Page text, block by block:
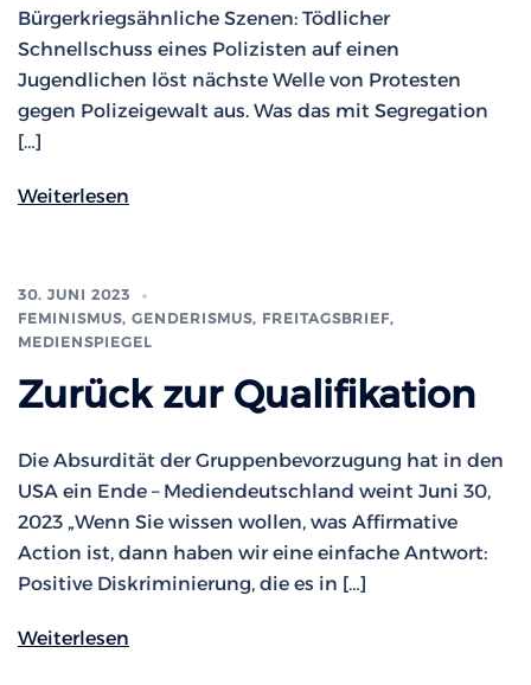
Bürgerkriegsähnliche Szenen: Tödlicher
Schnellschuss eines Polizisten auf einen
Jugendlichen löst nächste Welle von Protesten
gegen Polizeigewalt aus. Was das mit Segregation
[…]
Weiterlesen
30. JUNI 2023
FEMINISMUS, GENDERISMUS, FREITAGSBRIEF,
MEDIENSPIEGEL
Zurück zur Qualifikation
Die Absurdität der Gruppenbevorzugung hat in den
USA ein Ende – Mediendeutschland weint Juni 30,
2023 „Wenn Sie wissen wollen, was Affirmative
Action ist, dann haben wir eine einfache Antwort:
Positive Diskriminierung, die es in […]
Weiterlesen